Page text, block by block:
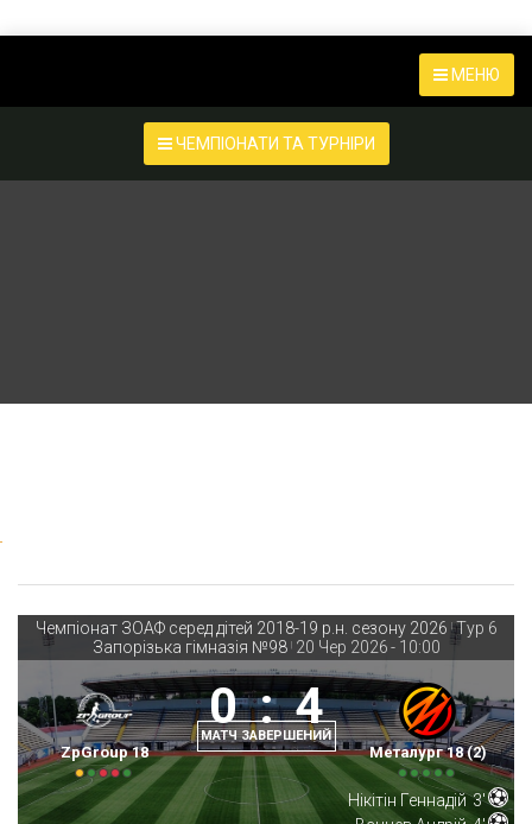
МЕНЮ
ЧЕМПІОНАТИ ТА ТУРНІРИ
Чемпіонат ЗОАФ серед дітей 2018-19 р.н. сезону 2026 | Тур 6
Запорізька гімназія №98 | 20 Чер 2026- 10:00
ZpGroup 18
0 : 4
МАТЧ ЗАВЕРШЕНИЙ
Металург 18 (2)
Нікітін Геннадій 3'